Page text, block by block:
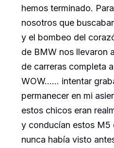
hemos terminado.
nosotros que
y el bombeo del
de BMW nos llevaron
de carreras completa
WOW…… intentar
permanecer en mi
estos chicos eran
y conducían estos M5
nunca había visto